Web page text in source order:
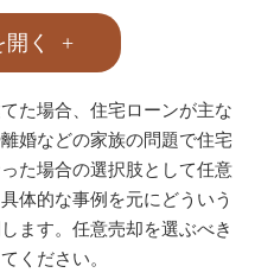
く
た場合、住宅ローンが主な
婚などの家族の問題で住宅
た場合の選択肢として任意
体的な事例を元にどういう
ます。任意売却を選ぶべき
ください。